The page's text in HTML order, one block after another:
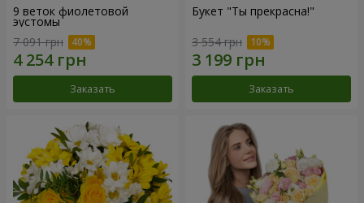
9 веток фиолетовой
эустомы
7 091 грн
Заказать
Букет "Ты прекрасна!"
3 554 грн
Заказать